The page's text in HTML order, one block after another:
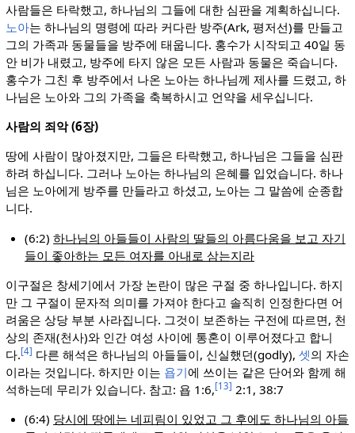
사람들은 타락했고, 하나님의 그들에 대한 심판을 계획하십니다.
노아는 하나님의 명령에 따라 커다란 방주(Ark, 평저선)를 만들고
그의 가족과 동물들을 방주에 태웁니다. 홍수가 시작되고 40일 동
안 비가 내렸고, 방주에 타지 않은 모든 사람과 동물은 죽습니다.
홍수가 그친 후 방주에서 나온 노아는 하나님께 제사를 드렸고, 하
나님은 노아와 그의 가족을 축복하시고 언약을 세우십니다.
사람의 죄악 (6장)
땅에 사람이 많아졌지만, 그들은 타락했고, 하나님은 그들을 심판
하려 하십니다. 그러나 노아는 하나님의 은혜를 입었습니다. 하나
님은 노아에게 방주를 만들라고 하셨고, 노아는 그 말씀에 순종합
니다.
(6:2)하나님의 아들들이 사람의 딸들의 아름다움을 보고 자기
들이 좋아하는 모든 여자를 아내로 삼는지라
이구절은 창세기에서 가장 논란이 많은 구절 중 하나입니다. 하지
만 그 구절이 문자적 의미를 가져야 한다고 솔직히 인정한다면 어
려움은 상당 부분 사라집니다. 그것이 보존하는 구전에 따르면, 천
상의 존재(천사)와 인간 여성 사이에 통혼이 이루어졌다고 합니
다.[4] 다른 해석은 하나님의 아들들이, 신실했던(godly), 셋의 자손
이라는 것입니다. 하지만 이는 욥기에 쓰이는 같은 단어와 함께 해
석하는데 무리가 있습니다. 참고: 욥 1:6,[13] 2:1, 38:7
(6:4) 당시에 땅에는 네피림이 있었고 그 후에도 하나님의 아들